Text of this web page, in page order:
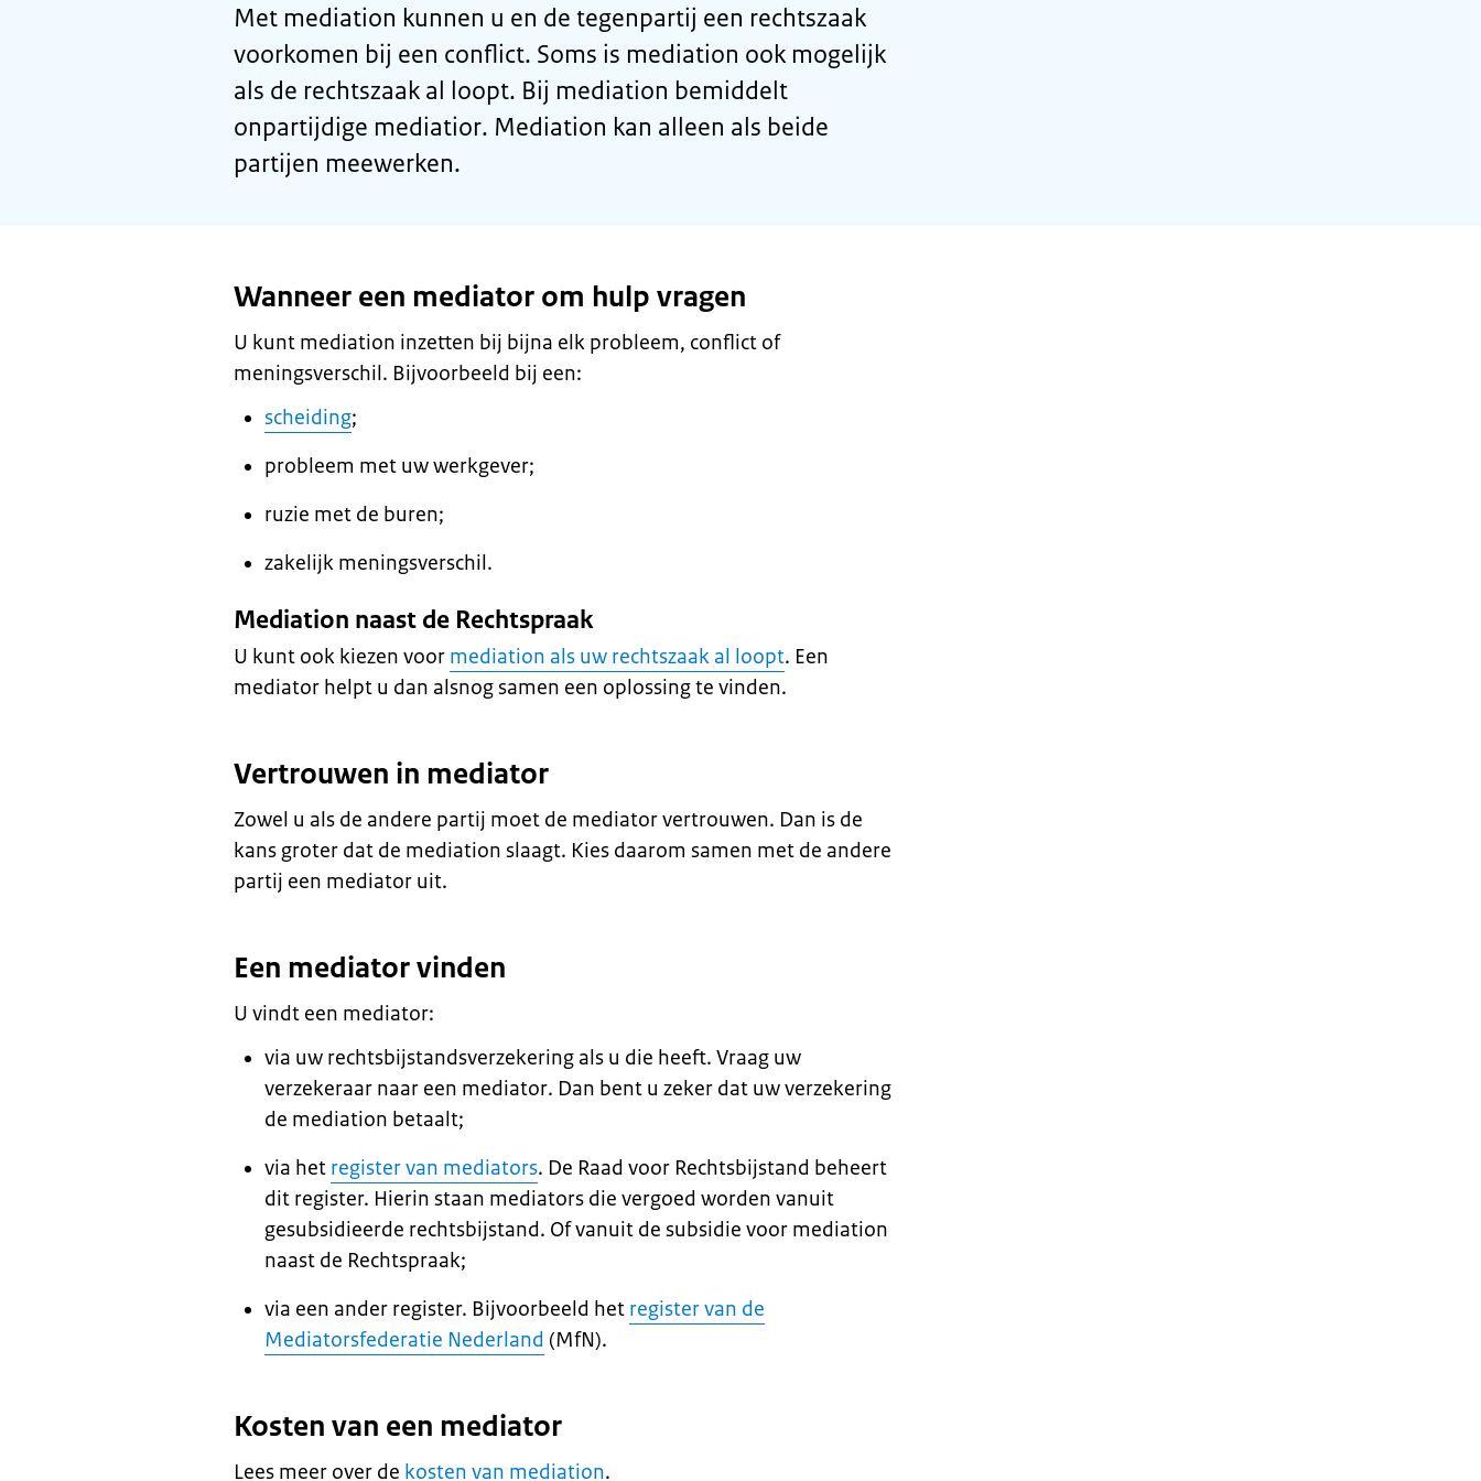
Met mediation kunnen u en de tegenpartij een rechtszaak
voorkomen bij een conflict. Soms is mediation ook mogelijk
als de rechtszaak al loopt. Bij mediation bemiddelt
onpartijdige mediatior. Mediation kan alleen als beide
partijen meewerken.
Wanneer een mediator om hulp vragen
U kunt mediation inzetten bij bijna elk probleem, conflict of
meningsverschil. Bijvoorbeeld bij een:
scheiding;
probleem met uw werkgever;
ruzie met de buren;
zakelijk meningsverschil.
Mediation naast de Rechtspraak
U kunt ook kiezen voor mediation als uw rechtszaak al loopt. Een
mediator helpt u dan alsnog samen een oplossing te vinden.
Vertrouwen in mediator
Zowel u als de andere partij moet de mediatorvertrouwen. Dan is de
kans groter dat de mediation slaagt. Kies daarom samen met de andere
partij een mediator uit.
Een mediatorvinden
U vindt een mediator:
via uw rechtsbijstandsverzekering als u die heeft. Vraag uw
verzekeraar naar een mediator. Dan bent u zeker dat uw verzekering
de mediation betaalt;
via het register van mediators. De Raad voor Rechtsbijstand beheert
dit register. Hierin staan mediators die vergoed worden vanuit
gesubsidieerde rechtsbijstand. Of vanuit de subsidie voor mediation
naast de Rechtspraak;
via een ander register. Bijvoorbeeld het register van de
Mediatorsfederatie Nederland (MfN).
Kosten van een mediator
Lees meer over de kosten van mediation.